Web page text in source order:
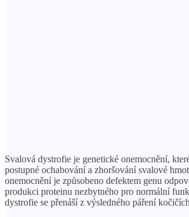
Svalová dystrofie je genetické onemocnění,
postupné ochabování a zhoršování svalové
onemocnění je způsobeno defektem genu
produkci proteinu nezbytného pro normální
dystrofie se přenáší z výsledného páření